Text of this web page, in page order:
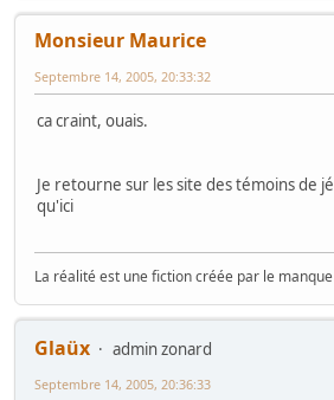
Monsieur Maurice
Septembre 14, 2005, 20:33:32
ca craint, ouais.
Je retourne sur les site des témoins de
qu'ici
La réalité est une fiction créée par le
Glaüx
admin zonard
Septembre 14, 2005, 20:36:33